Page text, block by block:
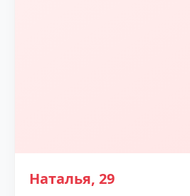
Наталья, 29